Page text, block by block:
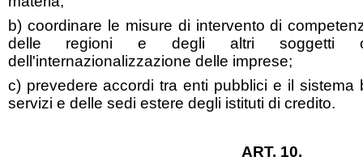
b) coordinare le misure di intervento di
delle regioni e degli altri soggetti
dell'internazionalizzazione delle imprese;
c) prevedere accordi tra enti pubblici e il sistema
servizi e delle sedi estere degli istituti di credito.
ART. 10.